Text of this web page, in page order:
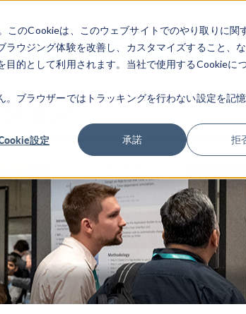
のCookieは、このウェブサイトでのやり取りに関
ウジング体験を改善し、カスタマイズすること、
的として利用されます。当社で使用するCookieに
ブラウザーではトラッキングを行わない設定を記
設定 承諾 拒
製品 業界 ビデオギャ
ョン